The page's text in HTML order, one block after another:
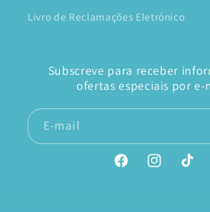
Livro de Reclamações Eletrónico
Subscreve para receber
ofertas especiais por e-
E-mail
FacebookInstagramTikTok